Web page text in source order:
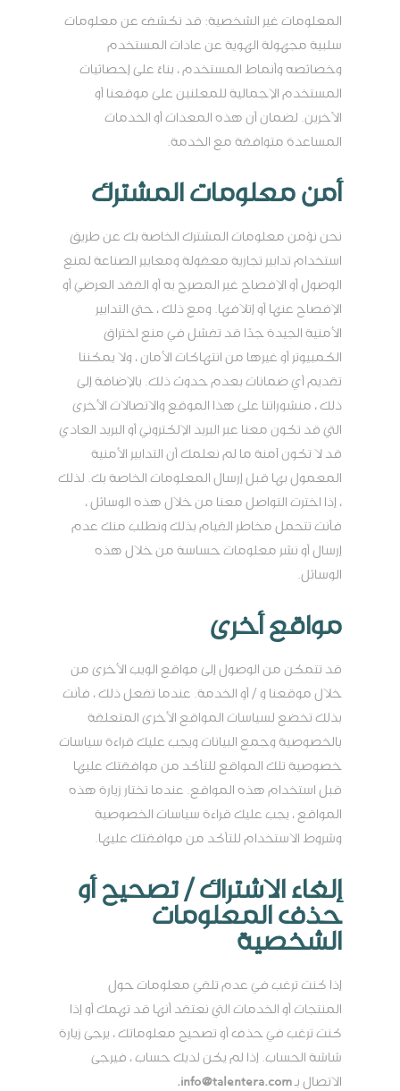
المعلومات غير الشخصية: قد نكشف عن معلومات
سلبية مجهولة الهوية عن عادات المستخدم
وخصائصه وأنماط المستخدم ، بناءً على إحصائيات
المستخدم الإجمالية للمعلنين على موقعنا أو
الآخرين. لضمان أن هذه المعدات أو الخدمات
المساعدة متوافقة مع الخدمة.
أمن معلومات المشترك
نحن نؤمن معلومات المشترك الخاصة بك عن طريق
استخدام تدابير تجارية معقولة ومعايير الصناعة لمنع
الوصول أو الإفصاح غير المصرح به أو الفقد العرضي أو
الإفصاح عنها أو إتلافها. ومع ذلك ، حتى التدابير
الأمنية الجيدة جدًا قد تفشل في منع اختراق
الكمبيوتر أو غيرها من انتهاكات الأمان ، ولا يمكننا
تقديم أي ضمانات بعدم حدوث ذلك. بالإضافة إلى
ذلك ، منشوراتنا على هذا الموقع والاتصالات الأخرى
التي قد تكون معنا عبر البريد الإلكتروني أو البريد العادي
قد لا تكون آمنة ما لم نعلمك أن التدابير الأمنية
المعمول بها قبل إرسال المعلومات الخاصة بك. لذلك
، إذا اخترت التواصل معنا من خلال هذه الوسائل ،
فأنت تتحمل مخاطر القيام بذلك ونطلب منك عدم
إرسال أو نشر معلومات حساسة من خلال هذه
الوسائل.
مواقع أخرى
قد تتمكن من الوصول إلى مواقع الويب الأخرى من
خلال موقعنا و / أو الخدمة. عندما تفعل ذلك ، فأنت
بذلك تخضع لسياسات المواقع الأخرى المتعلقة
بالخصوصية وجمع البيانات ويجب عليك قراءة سياسات
خصوصية تلك المواقع للتأكد من موافقتك عليها
قبل استخدام هذه المواقع. عندما تختار زيارة هذه
المواقع ، يجب عليك قراءة سياسات الخصوصية
وشروط الاستخدام للتأكد من موافقتك عليها.
إلغاء الاشتراك / تصحيح أو
حذف المعلومات
الشخصية
إذا كنت ترغب في عدم تلقي معلومات حول
المنتجات أو الخدمات التي نعتقد أنها قد تهمك أو إذا
كنت ترغب في حذف أو تصحيح معلوماتك ، يرجى زيارة
شاشة الحساب. إذا لم يكن لديك حساب ، فيرجى
الاتصال بـinfo@talentera.com.